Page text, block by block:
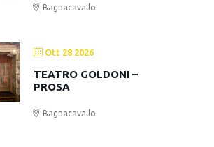
Bagnacavallo
Ott 28 2026
TEATRO GOLDONI –
PROSA
Bagnacavallo